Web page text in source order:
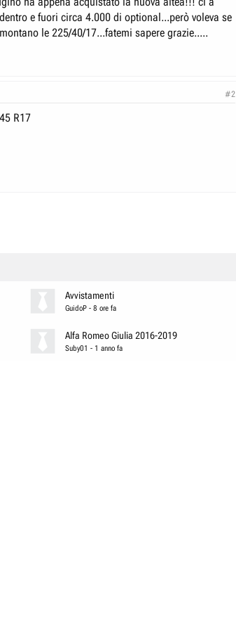
e fuori circa 4.000 di optional...però voleva se
le 225/40/17...fatemi sapere grazie.....
#2
R17
Avvistamenti
GuidoP - 8 ore fa
Alfa Romeo Giulia 2016-2019
Suby01 - 1 anno fa